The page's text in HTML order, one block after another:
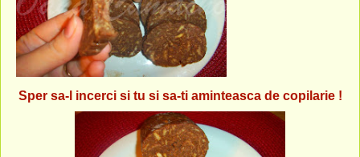
Sper sa-l incerci si tu si sa-ti aminteasca de copilarie !